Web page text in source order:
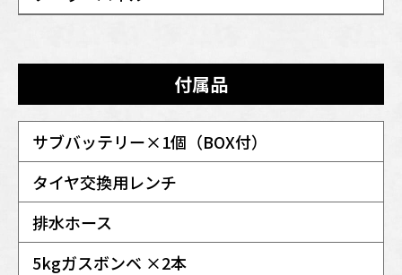
付属品
サブバッテリー×1個（BOX付）
タイヤ交換用レンチ
排水ホース
5kgガスボンベ ×2本